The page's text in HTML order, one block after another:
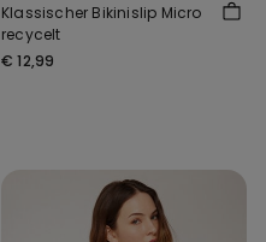
Klassischer Bikinislip Micro
recycelt
€ 12,99